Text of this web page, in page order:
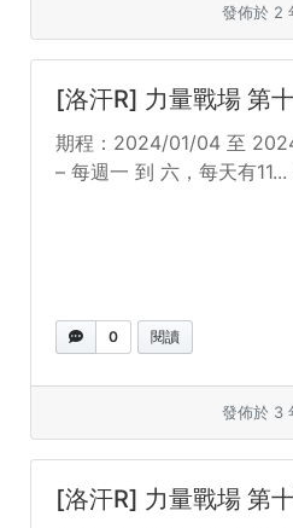
發佈於 2
[洛汗R] 力量戰場 第
期程：2024/01/04 至
– 每週一 到 六，每天有11...
0 閱讀
發佈於 3
[洛汗R] 力量戰場 第